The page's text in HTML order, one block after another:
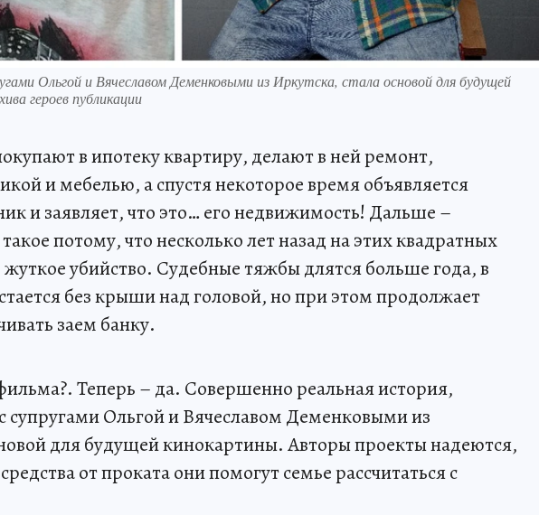
Ольгой и Вячеславом Деменковыми из Иркутска, стала основой для будущей
героев публикации
в ипотеку квартиру, делают в ней ремонт,
и мебелью, а спустя некоторое время объявляется
и заявляет, что это… его недвижимость! Дальше –
потому, что несколько лет назад на этих квадратных
убийство. Судебные тяжбы длятся больше года, в
без крыши над головой, но при этом продолжает
заем банку.
Теперь – да. Совершенно реальная история,
супругами Ольгой и Вячеславом Деменковыми из
для будущей кинокартины. Авторы проекты надеются,
от проката они помогут семье рассчитаться с